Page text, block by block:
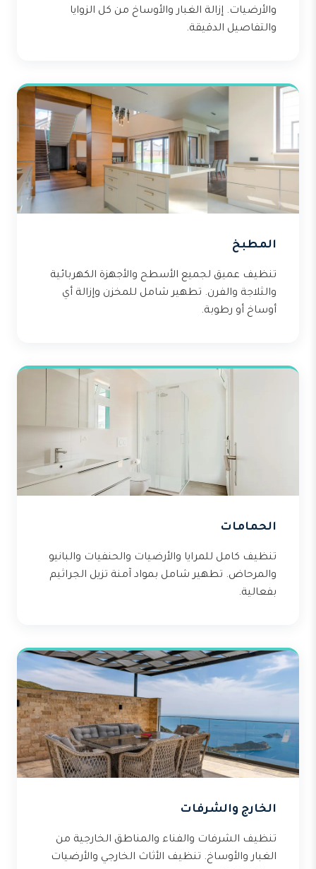
والأرضيات. إزالة الغبار والأوساخ من كل الزوايا
والتفاصيل الدقيقة.
المطبخ
تنظيف عميق لجميع الأسطح والأجهزة الكهربائية
والثلاجة والفرن. تطهير شامل للمخزن وإزالة أي
أوساخ أو رطوبة.
الحمامات
تنظيف كامل للمرايا والأرضيات والحنفيات والبانيو
والمرحاض. تطهير شامل بمواد آمنة تزيل الجراثيم
بفعالية.
الخارج والشرفات
تنظيف الشرفات والفناء والمناطق الخارجية من
الغبار والأوساخ. تنظيف الأثاث الخارجي والأرضيات